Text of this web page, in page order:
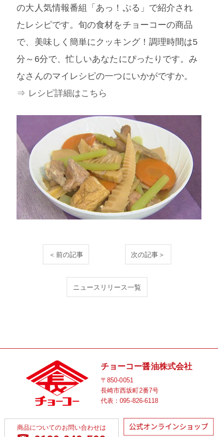
の大人気情報番組「あっ！ぷる」で紹介され
たレシピです。旬の食材をチョーコーの商品
で、美味しく簡単にクッキング！調理時間は5
分～6分で、忙しいあなたにぴったりです。み
なさんのマイレシピの一つにいかがですか。
⇒ レシピ詳細はこちら
＜前の記事 次の記事＞
ニュースリリース一覧
チョーコー醤油株式会社
〒850-0051
長崎市西坂町2番7号
代表：095-826-6118
商品についてのお問い合わせは